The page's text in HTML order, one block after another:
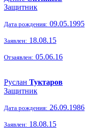
Защитник
Дата рождения: 09.05.1995
Заявлен: 18.08.15
Отзаявлен: 05.06.16
Руслан Туктаров
Защитник
Дата рождения: 26.09.1986
Заявлен: 18.08.15